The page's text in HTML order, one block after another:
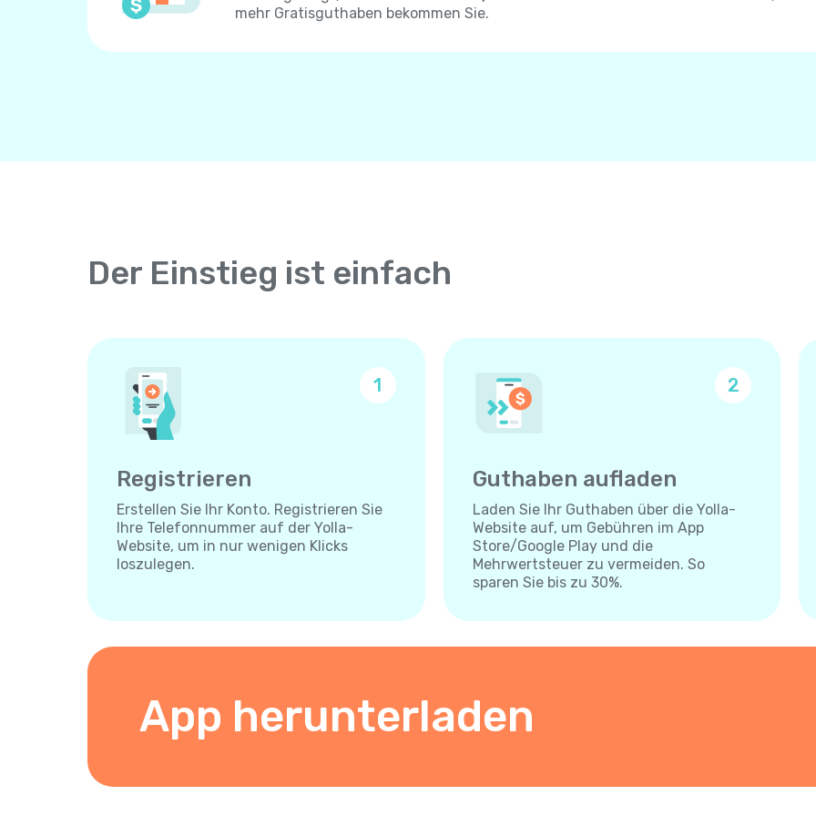
mehr Gratisguthaben bekommen Sie.
Der Einstieg ist einfach
1
Registrieren
Erstellen Sie Ihr Konto. Registrieren Sie
Ihre Telefonnummer auf der Yolla-
Website, um in nur wenigen Klicks
loszulegen.
2
Guthaben aufladen
Laden Sie Ihr Guthaben über die Yolla-
Website auf, um Gebühren im App
Store/Google Play und die
Mehrwertsteuer zu vermeiden. So
sparen Sie bis zu 30%.
App herunterladen